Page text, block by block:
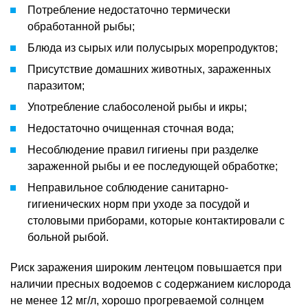
Потребление недостаточно термически
обработанной рыбы;
Блюда из сырых или полусырых морепродуктов;
Присутствие домашних животных, зараженных
паразитом;
Употребление слабосоленой рыбы и икры;
Недостаточно очищенная сточная вода;
Несоблюдение правил гигиены при разделке
зараженной рыбы и ее последующей обработке;
Неправильное соблюдение санитарно-
гигиенических норм при уходе за посудой и
столовыми приборами, которые контактировали с
больной рыбой.
Риск заражения широким лентецом повышается при
наличии пресных водоемов с содержанием кислорода
не менее 12 мг/л, хорошо прогреваемой солнцем